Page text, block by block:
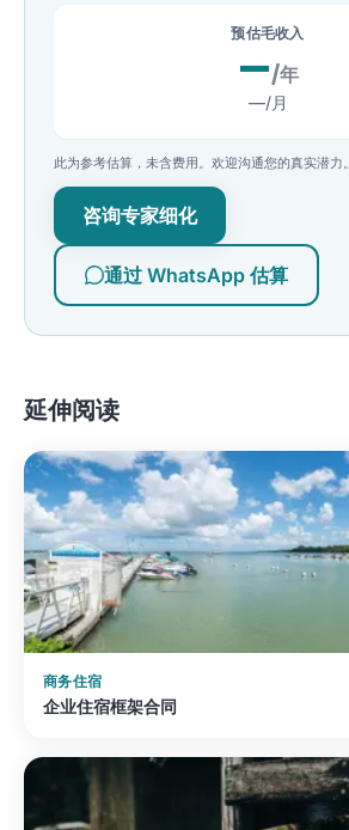
预估毛收入
—/年
—/月
此为参考估算，未含费用。欢迎沟通您的真实潜力。
咨询专家细化
通过 WhatsApp 估算
延伸阅读
商务住宿
企业住宿框架合同